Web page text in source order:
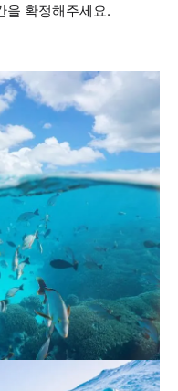
을 확정해주세요.